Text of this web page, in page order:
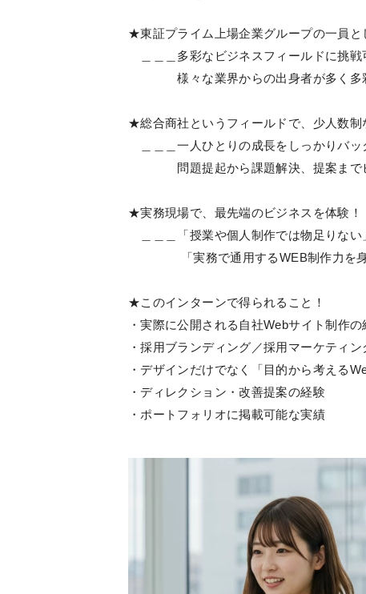
★東証プライム上場企業グループの一員と
＿＿＿多彩なビジネスフィールドに挑戦
様々な業界からの出身者が多く多彩
★総合商社というフィールドで、少人数制
＿＿＿一人ひとりの成長をしっかりバッ
問題提起から課題解決、提案までビ
★実務現場で、最先端のビジネスを体験！
＿＿＿「授業や個人制作では物足りない
「実務で通用するWEB制作力を身に
★このインターンで得られること！
・実際に公開される自社Webサイト制作の
・採用ブランディング／採用マーケティ
・デザインだけでなく「目的から考える
・ディレクション・改善提案の経験
・ポートフォリオに掲載可能な実績